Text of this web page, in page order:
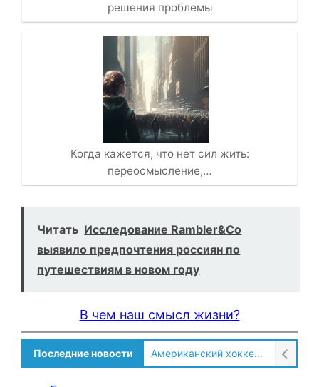
решения проблемы
Когда кажется, что нет сил жить:
переосмысление,…
Читать Исследование Rambler&Co
выявило предпочтения россиян по
путешествиям в новом году
В чем наш смысл жизни?
Последние новости Американский хоккеист рассказал о культурном шоке после переезда в Россию!